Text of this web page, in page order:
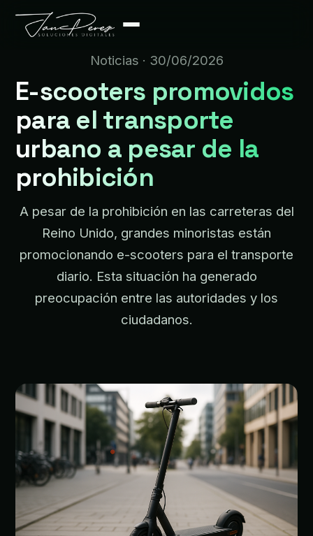
Noticias · 30/06/2026
E-scooters promovidos
para el transporte
urbano a pesar de la
prohibición
A pesar de la prohibición en las carreteras del
Reino Unido, grandes minoristas están
promocionando e-scooters para el transporte
diario. Esta situación ha generado
preocupación entre las autoridades y los
ciudadanos.